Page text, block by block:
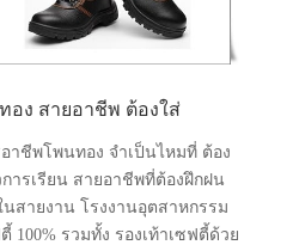
อง สายอาชีพ ต้องใส่
ชีพโพนทอง จำเป็นไหมที่ ต้อง
ารเรียน สายอาชีพที่ต้องฝึกฝน
สายงาน โรงงานอุตสาหกรรม
รวมทั้ง รองเท้าเซฟตี้ด้วย